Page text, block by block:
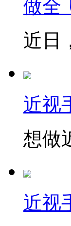
做全
近日
近视
想做
近视